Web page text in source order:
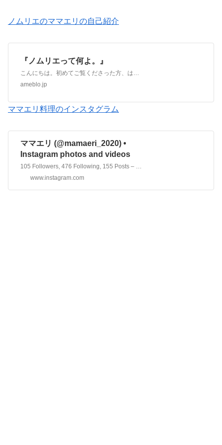
ノムリエのママエリの自己紹介
『ノムリエって何よ。』
ameblo.jp
ママエリ料理のインスタグラム
ママエリ (@mamaeri_2020) •
Instagram photos and videos
www.instagram.com